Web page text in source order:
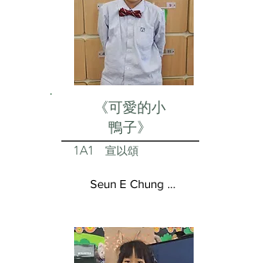
《可愛的小
鴨子》
1A1 宣以頌
Seun E Chung Aston